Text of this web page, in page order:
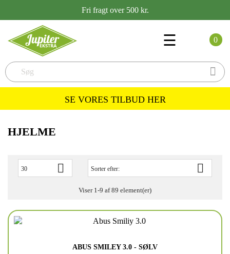
Fri fragt over 500 kr.
Toggle
☰

0
SE VORES TILBUD HER
HJELME
30  Sorter efter: 
Viser 1-9 af 89 element(er)
ABUS SMILEY 3.0 - SØLV